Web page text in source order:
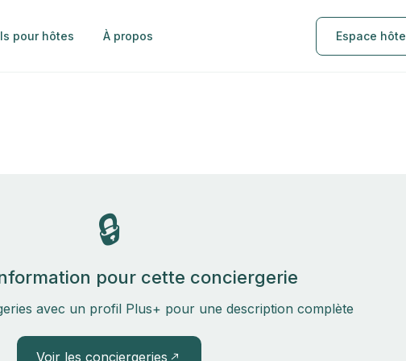
pour hôtes À propos Espace hôte
🔒
pour cette conciergerie
avec un profil Plus+ pour une description complète
Voir les conciergeries